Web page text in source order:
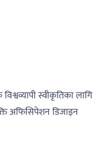
स्वीकृतिका लागि
अफिसिपेशन डिजाइन